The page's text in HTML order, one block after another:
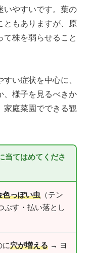
いやすいです。葉の
ともありますが、原
て株を弱らせること
い症状を中心に、
、様子を見るべきか
家庭菜園でできる観
当てはめてくださ
色っぽい虫 （テン
ぶす・払い落とし
穴が増える → ヨ